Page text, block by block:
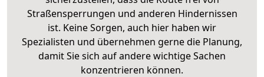
Straßensperrungen und anderen Hindernissen
ist. Keine Sorgen, auch hier haben wir
Spezialisten und übernehmen gerne die Planung,
damit Sie sich auf andere wichtige Sachen
konzentrieren können.